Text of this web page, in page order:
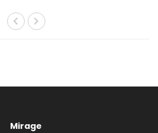
Mirage